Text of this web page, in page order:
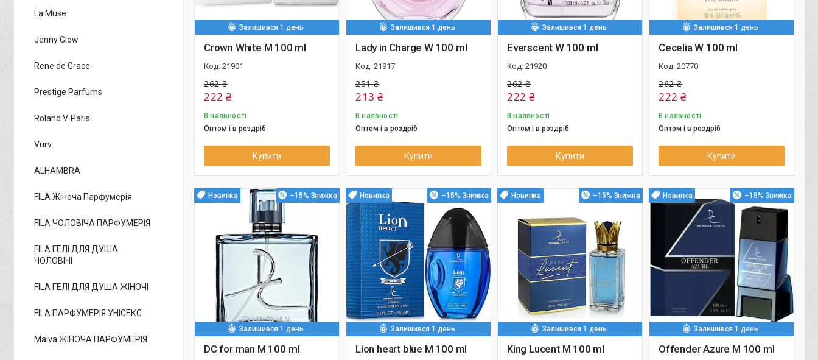
Залишився 1 день
Crown White M 100 ml
21901
262 ₴
222 ₴
В наявності
Оптом і в роздріб
Купити
Залишився 1 день
Lady in Charge W 100 ml
21917
251 ₴
213 ₴
В наявності
Оптом і в роздріб
Купити
Залишився 1 день
Everscent W 100 ml
21920
262 ₴
222 ₴
В наявності
Оптом і в роздріб
Купити
Залишився 1 день
Cecelia W 100 ml
20770
262 ₴
222 ₴
В наявності
Оптом і в роздріб
Купити
Новинка –15%
Залишився 1 день
DC for man M 100 ml
Новинка –15%
Залишився 1 день
Lion heart blue M 100 ml
Новинка –15%
Залишився 1 день
King Lucent M 100 ml
Новинка –15%
Залишився 1 день
Offender Azure M 100 ml
La Muse
Jenny Glow
Rene de Grace
Prestige Parfums
Roland V. Paris
Vurv
ALHAMBRA
FILA Жіноча Парфумерія
FILA ЧОЛОВІЧА ПАРФУМЕРІЯ
FILA ГЕЛІ ДЛЯ ДУША
ЧОЛОВІЧІ
FILA ГЕЛІ ДЛЯ ДУША ЖІНОЧІ
FILA ПАРФУМЕРІЯ УНІСЕКС
Malva ЖІНОЧА ПАРФУМЕРІЯ